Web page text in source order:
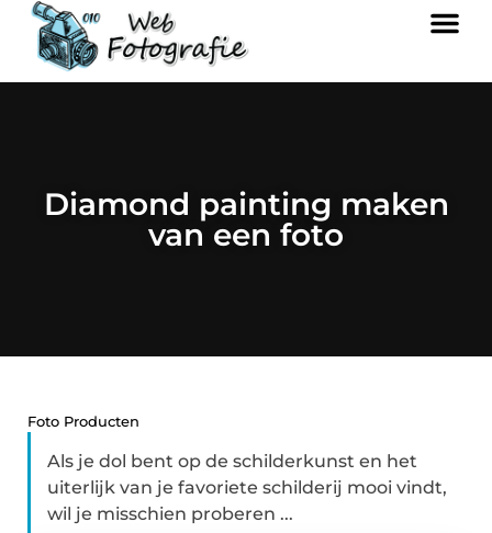
Diamond painting maken
van een foto
Foto Producten
Als je dol bent op de schilderkunst en het
uiterlijk van je favoriete schilderij mooi vindt,
wil je misschien proberen ...